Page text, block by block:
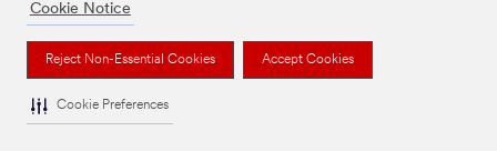
Cookie Notice
Reject Non-Essential Cookies Accept Cookies
Cookie Preferences